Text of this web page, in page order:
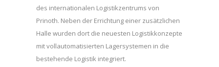
des internationalen Logistikzentrums von
Prinoth. Neben der Errichtung einer zusätzlichen
Halle wurden dort die neuesten Logistikkonzepte
mit vollautomatisierten Lagersystemen in die
bestehende Logistik integriert.